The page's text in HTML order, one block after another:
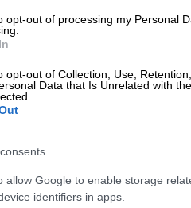
opt-out of processing my Personal
opt-out of Collection, Use,
Data that Is Unrelated with
allow Google to enable storage
identifiers in apps.